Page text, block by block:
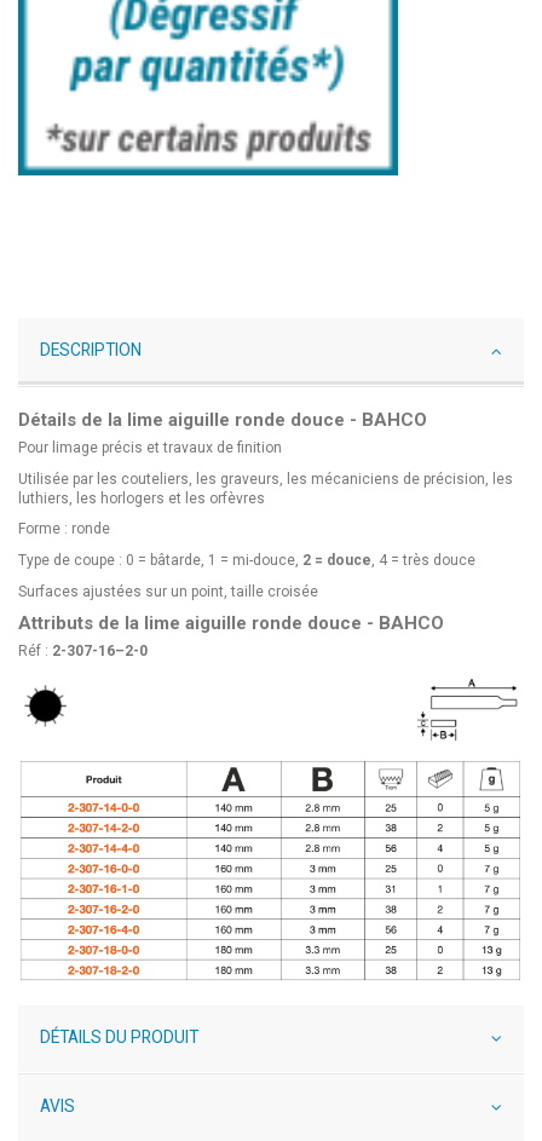
DESCRIPTION
Détails de la lime aiguille ronde douce - BAHCO
Pour limage précis et travaux de finition
Utilisée par les couteliers, les graveurs, les mécaniciens de précision, les
luthiers, les horlogers et les orfèvres
Forme : ronde
Type de coupe : 0 = bâtarde, 1 = mi-douce, 2 = douce, 4 = très douce
Surfaces ajustées sur un point, taille croisée
Attributs de la lime aiguille ronde douce - BAHCO
Réf : 2-307-16–2-0
DÉTAILS DU PRODUIT
AVIS